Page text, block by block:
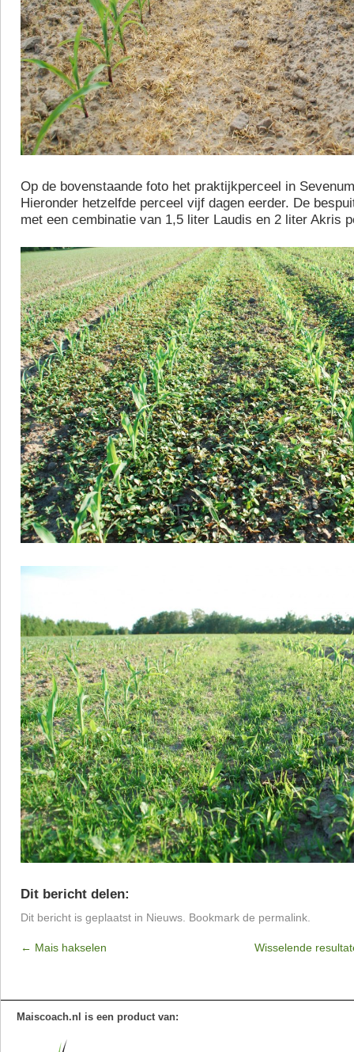
Op de bovenstaande foto het praktijkperceel in
Hieronder hetzelfde perceel vijf dagen eerder. De
met een cembinatie van 1,5 liter Laudis en 2 liter Akris
Dit bericht delen:
Dit bericht is geplaatst in Nieuws . Bookmark de permalink
← Mais hakselen Wisselende
Maiscoach.nl is een product van: